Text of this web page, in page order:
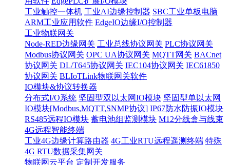
工业触控一体机 工业AI边缘控制器 SBC工业单板电脑
ARM工业应用软件 EdgeIO边缘I/O控制器
工业物联网关
Node-RED边缘网关 工业总线协议网关 PLC协议网关
Modbus协议网关 OPC UA协议网关 MQTT网关 BACnet
协议网关 DL/T645协议网关 IEC104协议网关 IEC61850
协议网关 BLIoTLink物联网关软件
IO模块&协议转换器
分布式I/O系统 坚固型双以太网IO模块 坚固型单以太网
IO模块[Modbus,MQTT,SNMP协议] IP67防水防振IO模块
RS485远程IO模块 蓄电池组监测模块 M12分线盒与线束
4G远程智能终端
工业4G边缘计算路由器 4G工业RTU远程遥测终端 特殊
4G RTU数据采集网关
物联网云平台 定制开发服务